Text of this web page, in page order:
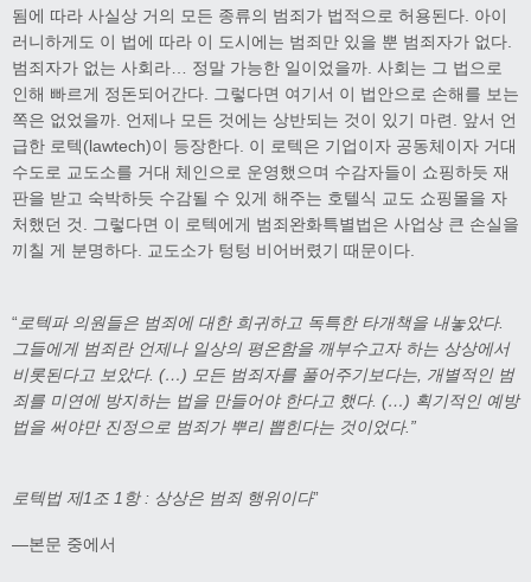
됨에 따라 사실상 거의 모든 종류의 범죄가 법적으로 허용된다. 아이
러니하게도 이 법에 따라 이 도시에는 범죄만 있을 뿐 범죄자가 없다.
범죄자가 없는 사회라… 정말 가능한 일이었을까. 사회는 그 법으로
인해 빠르게 정돈되어간다. 그렇다면 여기서 이 법안으로 손해를 보는
쪽은 없었을까. 언제나 모든 것에는 상반되는 것이 있기 마련. 앞서 언
급한 로텍(lawtech)이 등장한다. 이 로텍은 기업이자 공동체이자 거대
수도로 교도소를 거대 체인으로 운영했으며 수감자들이 쇼핑하듯 재
판을 받고 숙박하듯 수감될 수 있게 해주는 호텔식 교도 쇼핑몰을 자
처했던 것. 그렇다면 이 로텍에게 범죄완화특별법은 사업상 큰 손실을
끼칠 게 분명하다. 교도소가 텅텅 비어버렸기 때문이다.
“ 로텍파 의원들은 범죄에 대한 희귀하고 독특한 타개책을 내놓았다.
그들에게 범죄란 언제나 일상의 평온함을 깨부수고자 하는 상상에서
비롯된다고 보았다. (…) 모든 범죄자를 풀어주기보다는 개별적인 범
죄를 미연에 방지하는 법을 만들어야 한다고 했다. (…) 획기적인 예방
법을 써야만 진정으로 범죄가 뿌리 뽑힌다는 것이었다.”
로텍법 제1조 1 항: 상상은 범죄 행위이다”
―본문 중에서